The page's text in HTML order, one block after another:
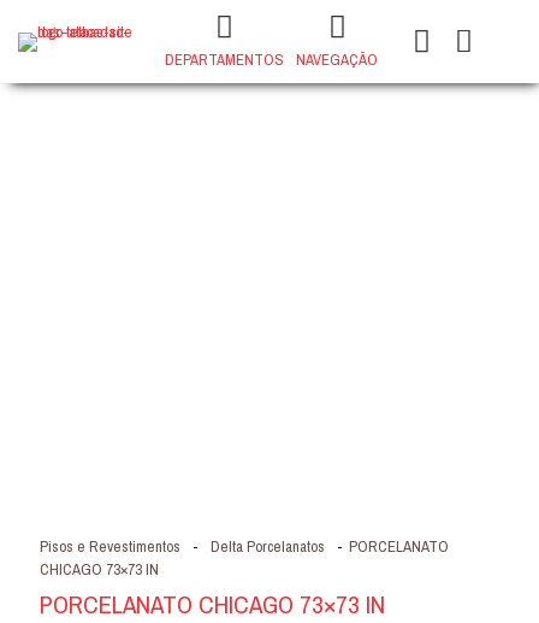
DEPARTAMENTOS NAVEGAÇÃO
Pisos e Revestimentos - Delta Porcelanatos - PORCELANATO
CHICAGO 73×73 IN
PORCELANATO CHICAGO 73×73 IN